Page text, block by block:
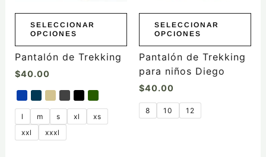
SELECCIONAR
OPCIONES
elegir
la
de
producto
Pantalón de Trekking
$40.00
l m s xl
xs
xxl
xxxl
SELECCIONAR
OPCIONES
elegir
la
página
de
producto
Pantalón de Trekking
para niños Diego
$40.00
8 10 12